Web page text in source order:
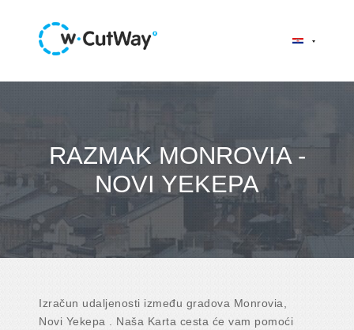
RAZMAK MONROVIA -
NOVI YEKEPA
Izračun udaljenosti između gradova Monrovia,
Novi Yekepa . Naša Karta cesta će vam pomoći